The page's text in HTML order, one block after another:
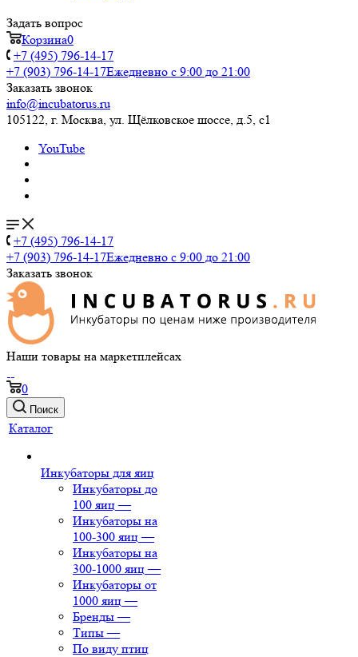
Задать вопрос
Корзина0
+7 (495) 796-14-17
+7 (903) 796-14-17Ежедневно с 9:00 до 21:00
Заказать звонок
info@incubatorus.ru
105122, г. Москва, ул. Щёлковское шоссе, д.5, с1
YouTube
+7 (495) 796-14-17
+7 (903) 796-14-17Ежедневно с 9:00 до 21:00
Заказать звонок
Наши товары на маркетплейсах
0
Поиск
Каталог
Инкубаторы для яиц
Инкубаторы до
100 яиц —
Инкубаторы на
100-300 яиц —
Инкубаторы на
300-1000 яиц —
Инкубаторы от
1000 яиц —
Бренды —
Типы —
По виду птиц